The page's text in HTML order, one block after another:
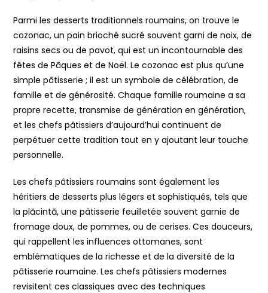
Parmi les desserts traditionnels roumains, on trouve le
cozonac, un pain brioché sucré souvent garni de noix, de
raisins secs ou de pavot, qui est un incontournable des
fêtes de Pâques et de Noël. Le cozonac est plus qu’une
simple pâtisserie ; il est un symbole de célébration, de
famille et de générosité. Chaque famille roumaine a sa
propre recette, transmise de génération en génération,
et les chefs pâtissiers d’aujourd’hui continuent de
perpétuer cette tradition tout en y ajoutant leur touche
personnelle.
Les chefs pâtissiers roumains sont également les
héritiers de desserts plus légers et sophistiqués, tels que
la plăcintă, une pâtisserie feuilletée souvent garnie de
fromage doux, de pommes, ou de cerises. Ces douceurs,
qui rappellent les influences ottomanes, sont
emblématiques de la richesse et de la diversité de la
pâtisserie roumaine. Les chefs pâtissiers modernes
revisitent ces classiques avec des techniques